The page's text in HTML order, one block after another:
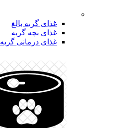
غذای گربه بالغ
غذای بچه گربه
غذای درمانی گربه